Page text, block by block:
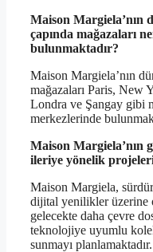
Maison Margiela’nın
çapında mağazaları
bulunmaktadır?
Maison Margiela’nın
mağazaları Paris, New
Londra ve Şangay gibi
merkezlerinde
Maison Margiela’nın
ileriye yönelik
Maison Margiela,
dijital yenilikler üzerine
gelecekte daha çevre
teknolojiye uyumlu
sunmayı planlamaktadır.